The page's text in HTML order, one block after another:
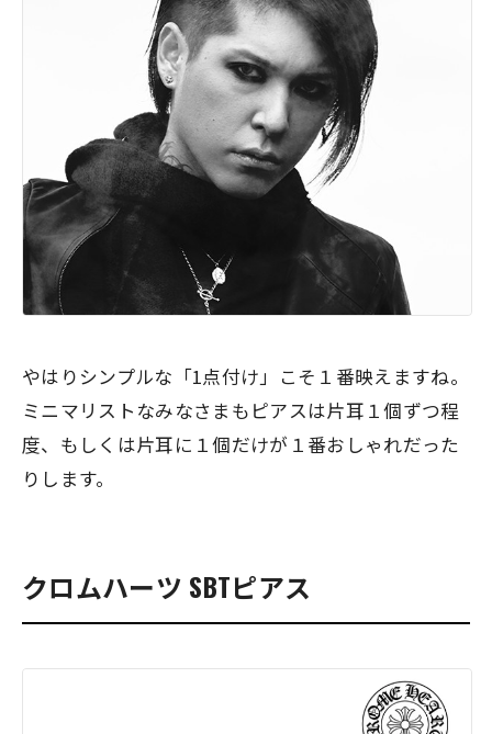
やはりシンプルな「1点付け」こそ１番映えますね。
ミニマリストなみなさまもピアスは片耳１個ずつ程
度、もしくは片耳に１個だけが１番おしゃれだった
りします。
クロムハーツ SBTピアス